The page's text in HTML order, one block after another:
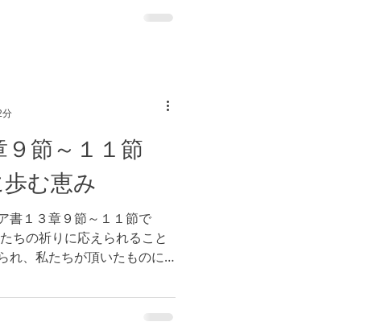
９節～１１節
む恵み
書１３章９節～１１節で
ちの祈りに応えられること
れ、私たちが頂いたものに
分